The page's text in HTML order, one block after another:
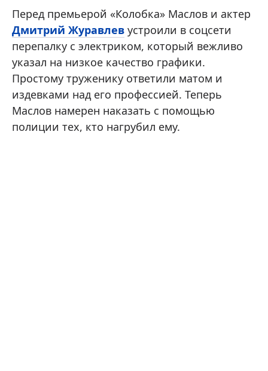
Перед премьерой «Колобка» Маслов и актер
Дмитрий Журавлев устроили в соцсети
перепалку с электриком, который вежливо
указал на низкое качество графики.
Простому труженику ответили матом и
издевками над его профессией. Теперь
Маслов намерен наказать с помощью
полиции тех, кто нагрубил ему.